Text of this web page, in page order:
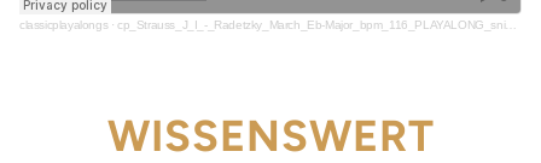
classicplayalongs·cp_Strauss_J_I_-_Radetzky_March_Eb-Major_bpm_116_PLAYALONG_snippet
WISSENSWERT